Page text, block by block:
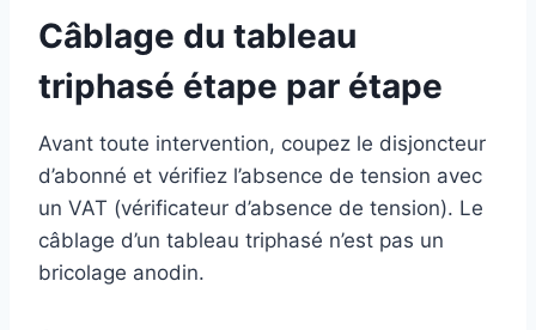
Câblage du tableau
triphasé étape par étape
Avant toute intervention, coupez le disjoncteur
d’abonné et vérifiez l’absence de tension avec
un VAT (vérificateur d’absence de tension). Le
câblage d’un tableau triphasé n’est pas un
bricolage anodin.